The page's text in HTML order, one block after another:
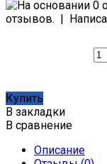
отзывов.
Купить
В закладки
В сравнение
Описание